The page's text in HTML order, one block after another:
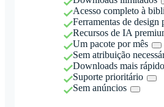
Acesso completo à
Ferramentas de design
Recursos de IA
Um pacote por mês
Sem atribuição
Downloads mais
Suporte prioritário
Sem anúncios